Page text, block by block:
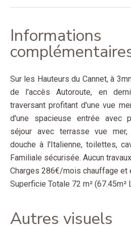
Informations
Sur les Hauteurs du Cannet, à
de l'accès Autoroute, en
traversant profitant d'une vue
d'une spacieuse entrée avec
séjour avec terrasse vue
douche à l'Italienne, toilettes,
Familiale sécurisée. Aucun
Charges 286€/mois chauffage et
Superficie Totale 72 m² (67.45m²
Autres visuels